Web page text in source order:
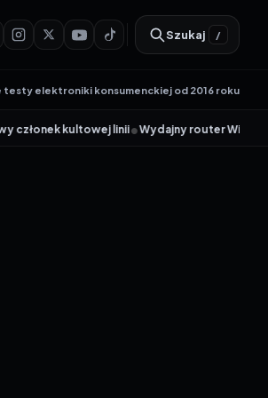
Szukaj /
testy elektroniki konsumenckiej od 2016 roku
kultowej linii•Wydajny router Wi-Fi 6 Tenda